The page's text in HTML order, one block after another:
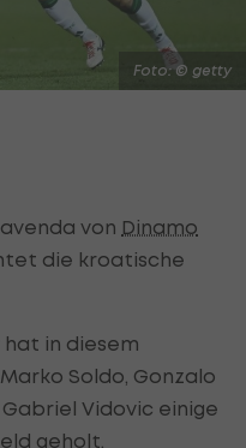
Foto: © getty
von Dinamo
die kroatische
in diesem
, Marko Soldo, Gonzalo
Vidovic einige
geholt.